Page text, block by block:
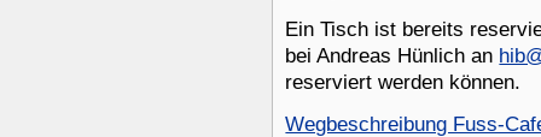
Ein Tisch ist bereits
bei Andreas Hünlich an
reserviert werden können.
Wegbeschreibung Fuss-